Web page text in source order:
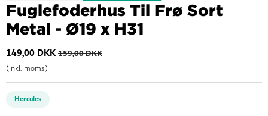
Fuglefoderhus Til Frø Sort
Metal - Ø19 x H31
149,00 DKK159,00 DKK
(inkl. moms)
Hercules